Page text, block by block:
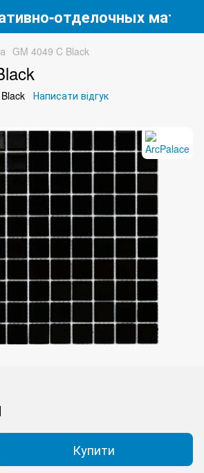
отделочных
GM 4049 C Black
Написати відгук
Купити